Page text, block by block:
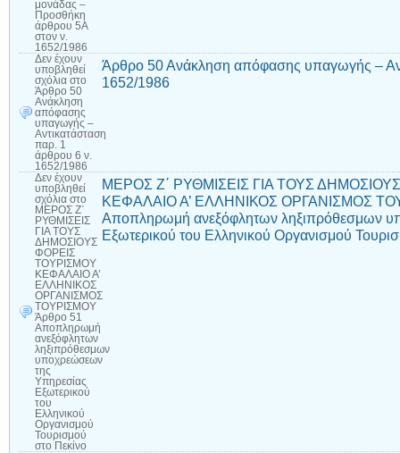
μονάδας –
Προσθήκη
άρθρου 5Α
στον ν.
1652/1986
Δεν έχουν
υποβληθεί
σχόλια στο
Άρθρο 50
Ανάκληση
απόφασης
υπαγωγής –
Αντικατάσταση
παρ. 1
άρθρου 6 ν.
1652/1986
Άρθρο 50 Ανάκληση απόφασης υπαγωγής –
1652/1986
Δεν έχουν
υποβληθεί
σχόλια στο
ΜΕΡΟΣ Ζ΄
ΡΥΘΜΙΣΕΙΣ
ΓΙΑ ΤΟΥΣ
ΔΗΜΟΣΙΟΥΣ
ΦΟΡΕΙΣ
ΤΟΥΡΙΣΜΟΥ
ΚΕΦΑΛΑΙΟ Α’
ΕΛΛΗΝΙΚΟΣ
ΟΡΓΑΝΙΣΜΟΣ
ΤΟΥΡΙΣΜΟΥ
Άρθρο 51
Αποπληρωμή
ανεξόφλητων
ληξιπρόθεσμων
υποχρεώσεων
της
Υπηρεσίας
Εξωτερικού
του
Ελληνικού
Οργανισμού
Τουρισμού
στο Πεκίνο
ΜΕΡΟΣ Ζ΄ ΡΥΘΜΙΣΕΙΣ ΓΙΑ ΤΟΥΣ
ΚΕΦΑΛΑΙΟ Α’ ΕΛΛΗΝΙΚΟΣ ΟΡΓΑΝΙΣΜΟΣ
Αποπληρωμή ανεξόφλητων ληξιπρόθεσμων
Εξωτερικού του Ελληνικού Οργανισμού